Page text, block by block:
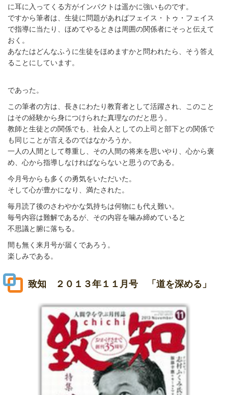
に耳に入ってくる方がインパクトは遥かに強いものです。
ですから筆者は、生徒に問題があればフェイス・トゥ・フェイス
で指導に当たり、ほめてやるときは周囲の関係者にそっと伝えて
おく。
あなたはどんなふうに生徒をほめますかと問われたら、そう答え
ることにしています。
であった。
この筆者の方は、長きにわたり教育者として活躍され、このこと
はその経験から身につけられた真理なのだと思う。
教師と生徒との関係でも、社会人としての上司と部下との関係で
も同じことが言えるのではなかろうか。
一人の人間として尊重し、その人間の将来を思いやり、心から褒
め、心から指導しなければならないと思うのである。
今月号からも多くの勇気をいただいた。
そして心が豊かになり、満たされた。
毎月読了後のさわやかな気持ちは何物にも代え難い。
毎号内容は難解であるが、その内容を噛み締めていると
不思議と腑に落ちる。
間も無く来月号が届くであろう。
楽しみである。
致知 ２０１３年１１月号 「道を深める」